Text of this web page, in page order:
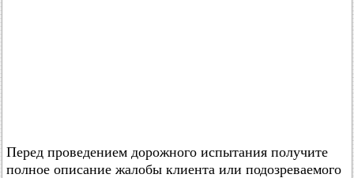
Перед проведением дорожного испытания получите
полное описание жалобы клиента или подозреваемого